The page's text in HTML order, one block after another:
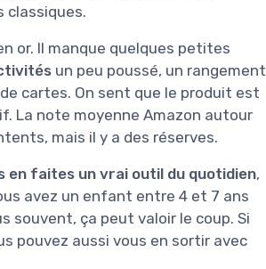
classiques.
or. Il manque quelques petites
un peu poussé, un rangement
cartes. On sent que le produit est
La note moyenne Amazon autour
mais il y a des réserves.
en faites un vrai outil du quotidien,
avez un enfant entre 4 et 7 ans
souvent, ça peut valoir le coup. Si
pouvez aussi vous en sortir avec